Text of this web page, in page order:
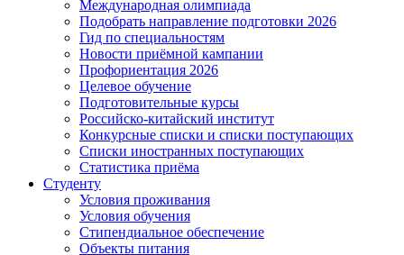
Международная олимпиада
Подобрать направление подготовки 2026
Гид по специальностям
Новости приёмной кампании
Профориентация 2026
Целевое обучение
Подготовительные курсы
Российско-китайский институт
Конкурсные списки и списки поступающих
Списки иностранных поступающих
Статистика приёма
Студенту
Условия проживания
Условия обучения
Стипендиальное обеспечение
Объекты питания